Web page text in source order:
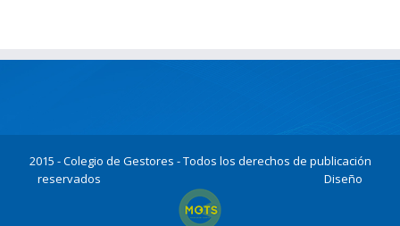
2015 - Colegio de Gestores - Todos los derechos de publicación
reservados
Diseño